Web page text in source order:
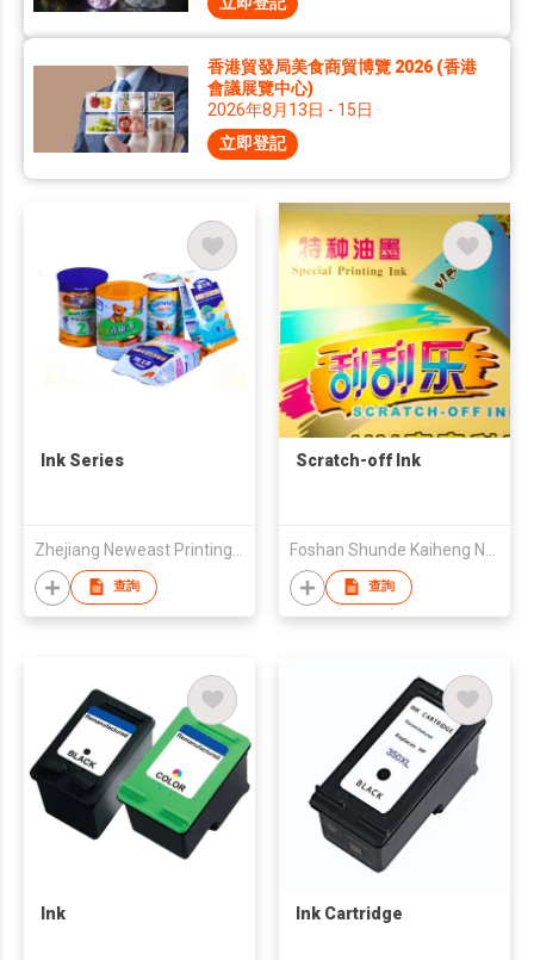
香港貿發局美食商貿博覽 2026 (香港
會議展覽中心)
2026年8月13日 - 15日
立即登記
Ink Series
查詢
Scratch-off Ink
查詢
Ink Ink Cartridge